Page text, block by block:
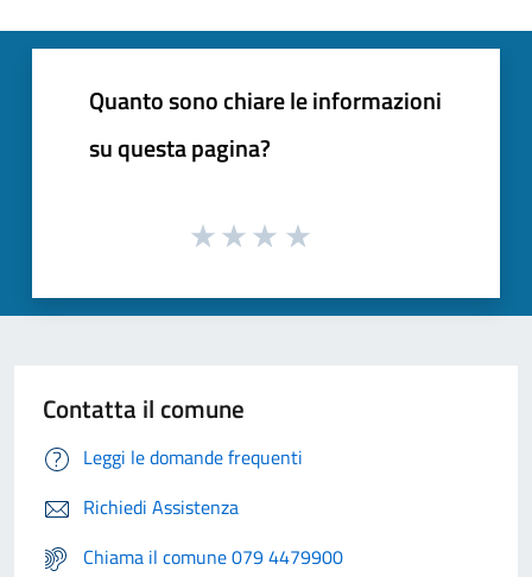
Quanto sono chiare le informazioni
su questa pagina?
Contatta il comune
Leggi le domande frequenti
Richiedi Assistenza
Chiama il comune 079 4479900